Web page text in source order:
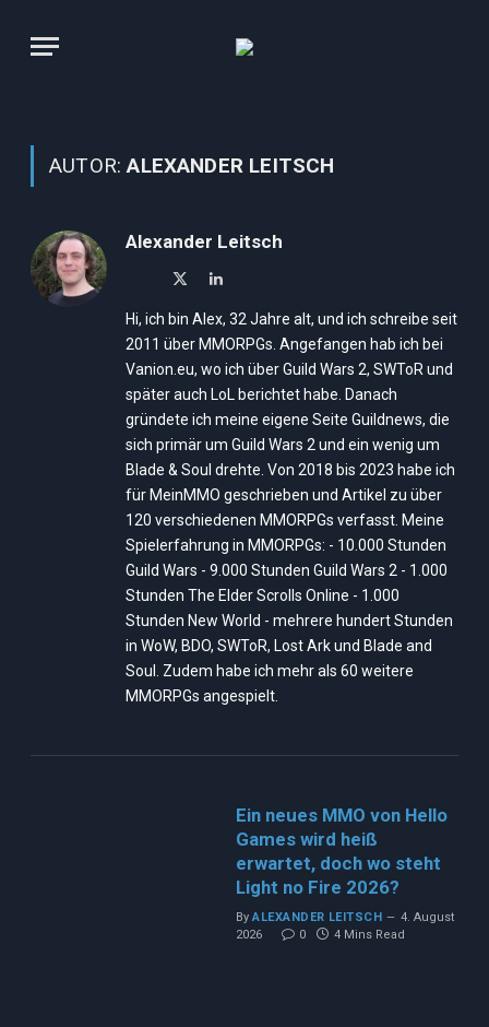
AUTOR:ALEXANDER LEITSCH
Alexander Leitsch
LinkedIn
Hi, ich bin Alex, 32 Jahre alt, und ich schreibe seit
2011 über MMORPGs. Angefangen hab ich bei
Vanion.eu, wo ich über Guild Wars 2, SWToR und
später auch LoL berichtet habe. Danach
gründete ich meine eigene Seite Guildnews, die
sich primär um Guild Wars 2 und ein wenig um
Blade & Soul drehte. Von 2018 bis 2023 habe ich
für MeinMMO geschrieben und Artikel zu über
120 verschiedenen MMORPGs verfasst. Meine
Spielerfahrung in MMORPGs: - 10.000 Stunden
Guild Wars - 9.000 Stunden Guild Wars 2 - 1.000
Stunden The Elder Scrolls Online - 1.000
Stunden New World - mehrere hundert Stunden
in WoW, BDO, SWToR, Lost Ark und Blade and
Soul. Zudem habe ich mehr als 60 weitere
MMORPGs angespielt.
Ein neues MMO von Hello
Games wird heiß
erwartet, doch wo steht
Light no Fire 2026?
By ALEXANDER LEITSCH
4. August
2026
0 4 Mins Read